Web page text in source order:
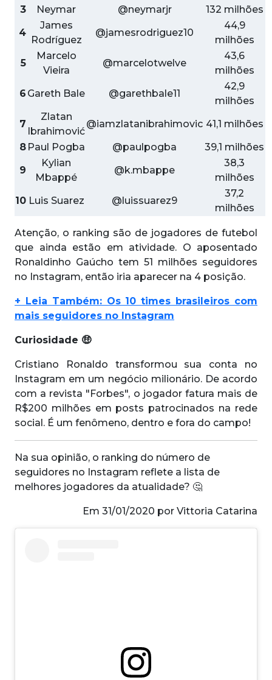
3
Neymar @neymarjr
132 milhões
4
James
Rodríguez
@jamesrodriguez10
44,9
milhões
5
Marcelo
Vieira
@marcelotwelve
43,6
milhões
6 Gareth Bale @garethbale11
42,9
milhões
7
Zlatan
Ibrahimović
@iamzlatanibrahimovic 41,1 milhões
8 Paul Pogba @paulpogba
39,1 milhões
9
Kylian
Mbappé
@k.mbappe
38,3
milhões
10 Luis Suarez @luissuarez9
37,2
milhões
Atenção, o ranking são de jogadores de futebol
que ainda estão em atividade. O aposentado
Ronaldinho Gaúcho tem 51 milhões seguidores
no Instagram, então iria aparecer na 4 posição.
+ Leia Também: Os 10 times brasileiros com
mais seguidores no Instagram
Curiosidade 🤑
Cristiano Ronaldo transformou sua conta no
Instagram em um negócio milionário. De acordo
com a revista "Forbes", o jogador fatura mais de
R$200 milhões em posts patrocinados na rede
social. É um fenômeno, dentro e fora do campo!
Na sua opinião, o ranking do número de
seguidores no Instagram reflete a lista de
melhores jogadores da atualidade? 🤔
Em 31/01/2020 por Vittoria Catarina